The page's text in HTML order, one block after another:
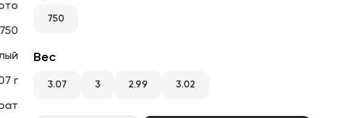
750
г
750
Вес
3.07 3 2.99 3.02